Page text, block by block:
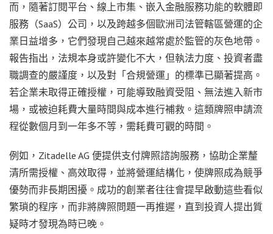
而，隨著訂閱平台、線上市集、嵌入金融服務功能的軟體即
服務（SaaS）公司，以及跨越多個歐洲司法管轄區營運的企
業日益增多，它們發現自己越來越常處於監管的灰色地帶。
報告指出，法規本身或許變化不大，但執法力度、投資者盡
職調查的嚴謹度，以及對「合規營運」的標準已顯著提高。
若企業未取得正確授權，可能導致融資受阻、無法進入新市
場，或被迫耗費大量時間與成本進行補救。這類牌照申請流
程從數個月到一年多不等，需耗費可觀的時間。
例如，Zitadelle AG 便提供支付牌照諮詢服務，協助企業釐
清所需授權、高效取得，並將營運結構化，使牌照成為競爭
優勢而非長期困擾。成功的創業者往往會提早啟動這些看似
繁瑣的程序，而非將牌照問題一再推遲，直到投資人提出質
疑時才發現為時已晚。